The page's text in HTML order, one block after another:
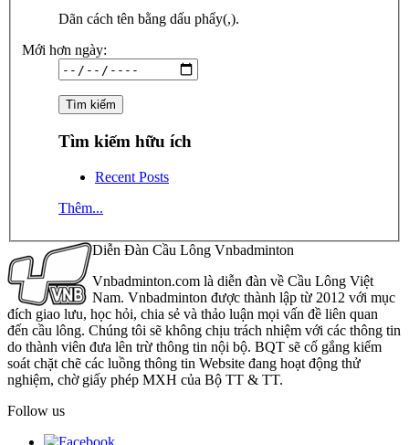
Dãn cách tên bằng dấu phẩy(,).
Mới hơn ngày:
Tìm kiếm hữu ích
Recent Posts
Thêm...
Diễn Đàn Cầu Lông Vnbadminton
Vnbadminton.com là diễn đàn về Cầu Lông Việt
Nam. Vnbadminton được thành lập từ 2012 với mục
đích giao lưu, học hỏi, chia sẻ và thảo luận mọi vấn đề liên quan
đến cầu lông. Chúng tôi sẽ không chịu trách nhiệm với các thông tin
do thành viên đưa lên trừ thông tin nội bộ. BQT sẽ cố gắng kiểm
soát chặt chẽ các luồng thông tin Website đang hoạt động thử
nghiệm, chờ giấy phép MXH của Bộ TT & TT.
Follow us